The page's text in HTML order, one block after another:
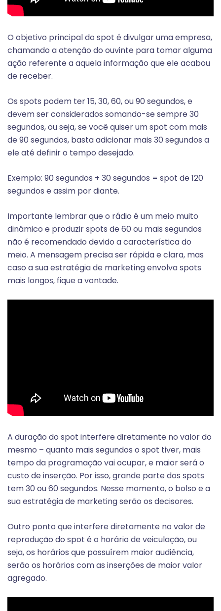
O objetivo principal do spot é divulgar uma empresa,
chamando a atenção do ouvinte para tomar alguma
ação referente a aquela informação que ele acabou
de receber.
Os spots podem ter 15, 30, 60, ou 90 segundos, e
devem ser considerados somando-se sempre 30
segundos, ou seja, se você quiser um spot com mais
de 90 segundos, basta adicionar mais 30 segundos a
ele até definir o tempo desejado.
Exemplo: 90 segundos + 30 segundos = spot de 120
segundos e assim por diante.
Importante lembrar que o rádio é um meio muito
dinâmico e produzir spots de 60 ou mais segundos
não é recomendado devido a característica do
meio. A mensagem precisa ser rápida e clara, mas
caso a sua estratégia de marketing envolva spots
mais longos, fique a vontade.
A duração do spot interfere diretamente no valor do
mesmo – quanto mais segundos o spot tiver, mais
tempo da programação vai ocupar, e maior será o
custo de inserção. Por isso, grande parte dos spots
tem 30 ou 60 segundos. Nesse momento, o bolso e a
sua estratégia de marketing serão os decisores.
Outro ponto que interfere diretamente no valor de
reprodução do spot é o horário de veiculação, ou
seja, os horários que possuírem maior audiência,
serão os horários com as inserções de maior valor
agregado.